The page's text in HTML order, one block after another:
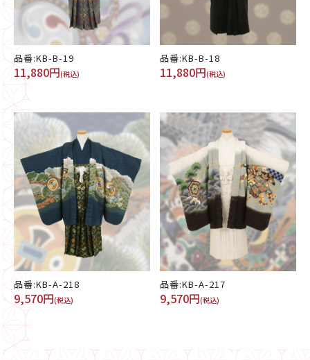
品番:KB-B-19
11,880円(税込)
品番:KB-B-18
11,880円(税込)
品番:KB-A-218
9,570円(税込)
品番:KB-A-217
9,570円(税込)